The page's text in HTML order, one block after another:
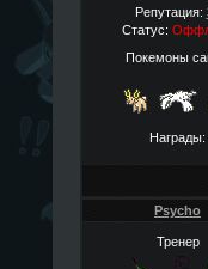
Репутация:
Статус:
Покемоны
Награды:
Psycho
Тренер